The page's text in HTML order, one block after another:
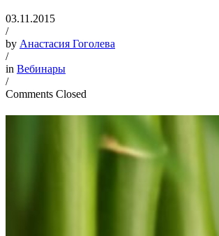
03.11.2015
/
by Анастасия Гоголева
/
in Вебинары
/
Comments Closed